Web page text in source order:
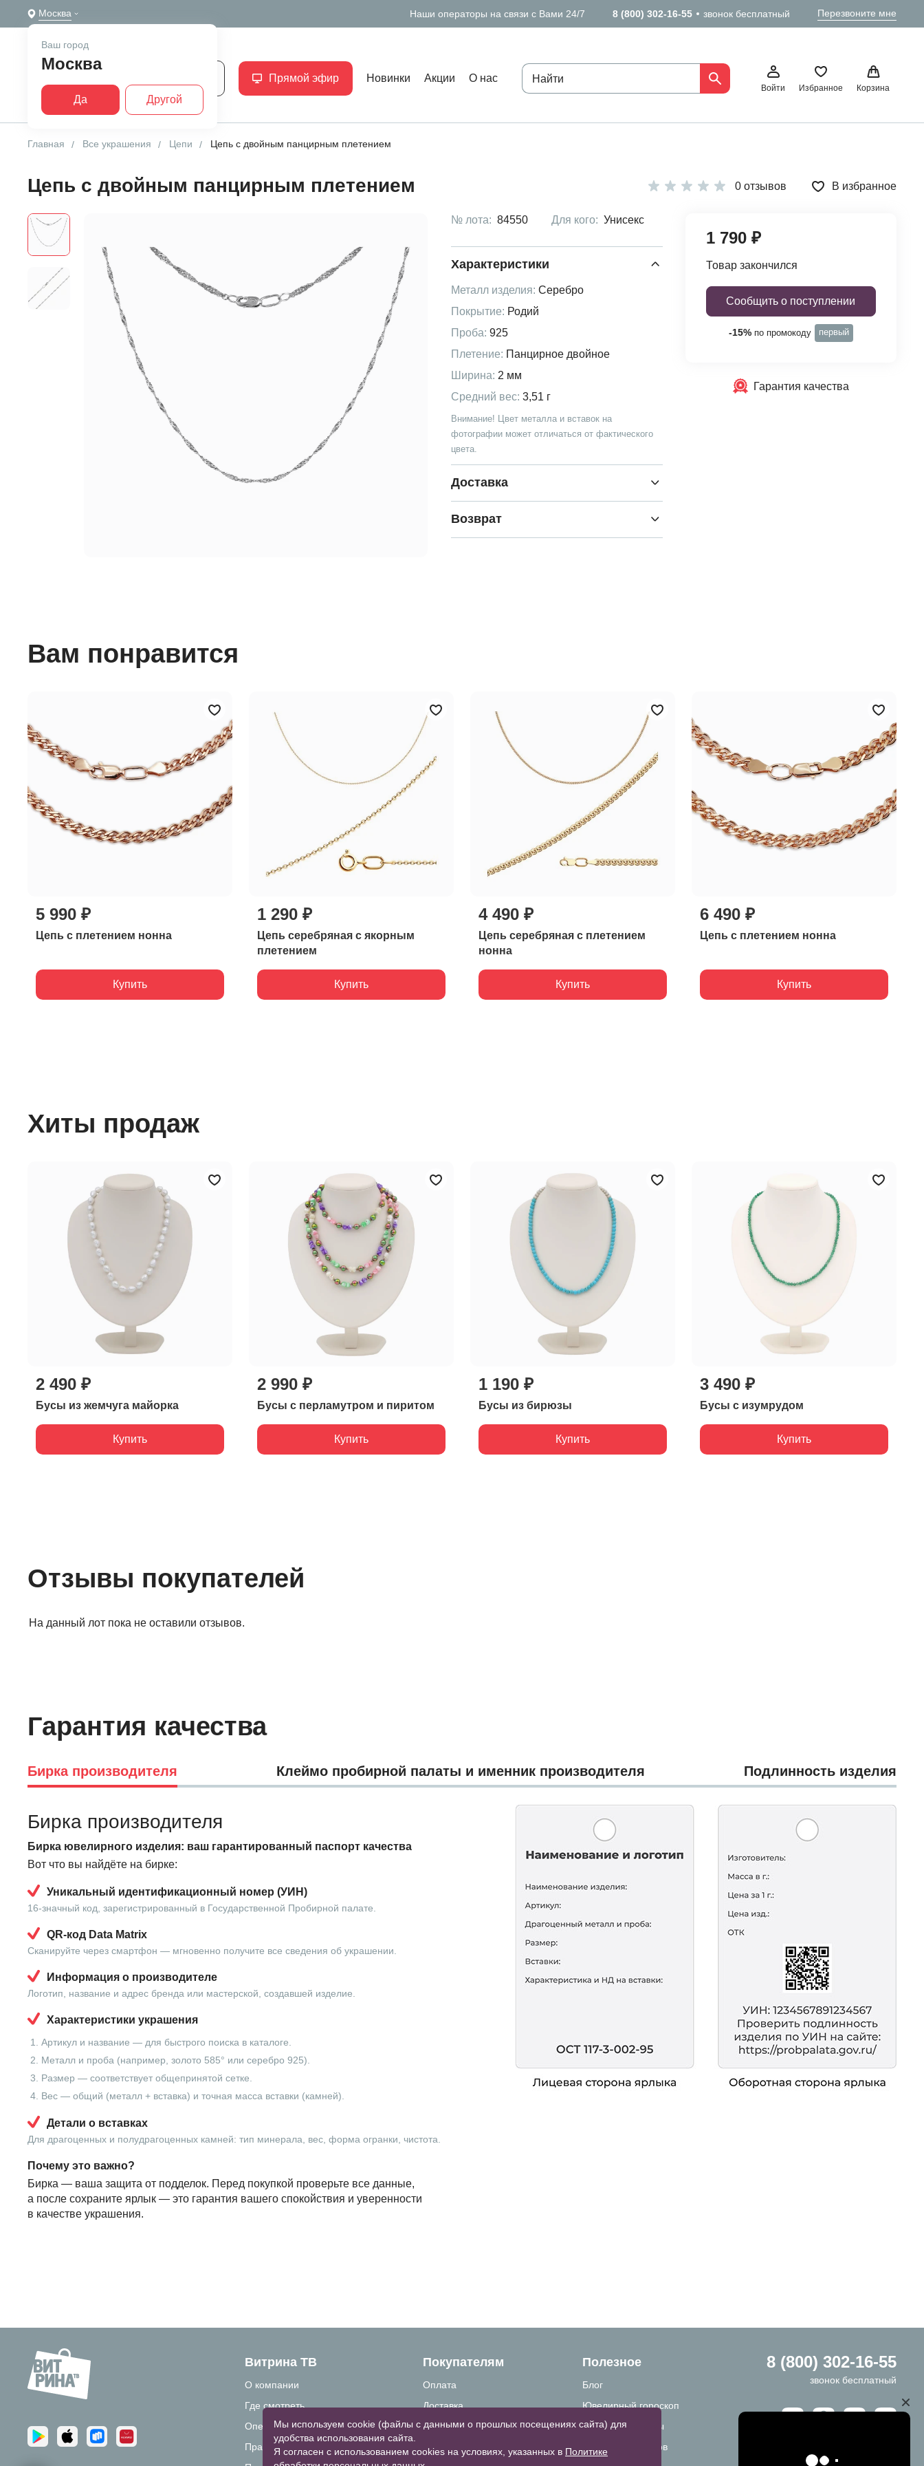
Москва Наши операторы на связи с Вами 24/7 8 (800) 302-16-55 звонок бесплатный Перезвоните мне
Ваш город
Москва
Да Другой
Прямой эфир Новинки Акции О нас
Войти Избранное Корзина
Главная Все украшения Цепи Цепь с двойным панцирным плетением
Цепь с двойным панцирным плетением 0 отзывов В избранное
№ лота: 84550 Для кого: Унисекс
Характеристики
Металл изделия: Серебро
Покрытие: Родий
Проба: 925
Плетение: Панцирное двойное
Ширина: 2 мм
Средний вес: 3,51 г
Внимание! Цвет металла и вставок на
фотографии может отличаться от фактического
цвета.
Доставка
Возврат
1 790 ₽
Товар закончился
Сообщить о поступлении
-15%по промокоду первый
Гарантия качества
Вам понравится
5 990 ₽
Цепь с плетением нонна
Купить
1 290 ₽
Цепь серебряная с якорным
плетением
Купить
4 490 ₽
Цепь серебряная с плетением
нонна
Купить
6 490 ₽
Цепь с плетением нонна
Купить
Хиты продаж
2 490 ₽
Бусы из жемчуга майорка
Купить
2 990 ₽
Бусы с перламутром и пиритом
Купить
1 190 ₽
Бусы из бирюзы
Купить
3 490 ₽
Бусы с изумрудом
Купить
Отзывы покупателей
На данный лот пока не оставили отзывов.
Гарантия качества
Бирка производителя Клеймо пробирной палаты и именник производителя Подлинность изделия
Бирка производителя
Бирка ювелирного изделия: ваш гарантированный паспорт качества
Вот что вы найдёте на бирке:
Уникальный идентификационный номер (УИН)
16-значный код, зарегистрированный в Государственной Пробирной палате.
QR-код Data Matrix
Сканируйте через смартфон — мгновенно получите все сведения об украшении.
Информация о производителе
Логотип, название и адрес бренда или мастерской, создавшей изделие.
Характеристики украшения
Артикул и название — для быстрого поиска в каталоге.
Металл и проба (например, золото 585° или серебро 925).
Размер — соответствует общепринятой сетке.
Вес — общий (металл + вставка) и точная масса вставки (камней).
Детали о вставках
Для драгоценных и полудрагоценных камней: тип минерала, вес, форма огранки, чистота.
Почему это важно?
Бирка — ваша защита от подделок. Перед покупкой проверьте все данные,
а после сохраните ярлык — это гарантия вашего спокойствия и уверенности
в качестве украшения.
Витрина ТВ
О компании
Где смотреть
Операторам связи
Правовая информация
Покупателям
Оплата
Доставка
Как сделать заказ
Гарантии и возврат
Полезное
Блог
Ювелирный гороскоп
Вопросы и ответы
Таблицы размеров
8 (800) 302-16-55
звонок бесплатный
Мы используем cookie (файлы с данными о прошлых посещениях сайта) для
удобства использования сайта.
Я согласен с использованием cookies на условиях, указанных в Политике